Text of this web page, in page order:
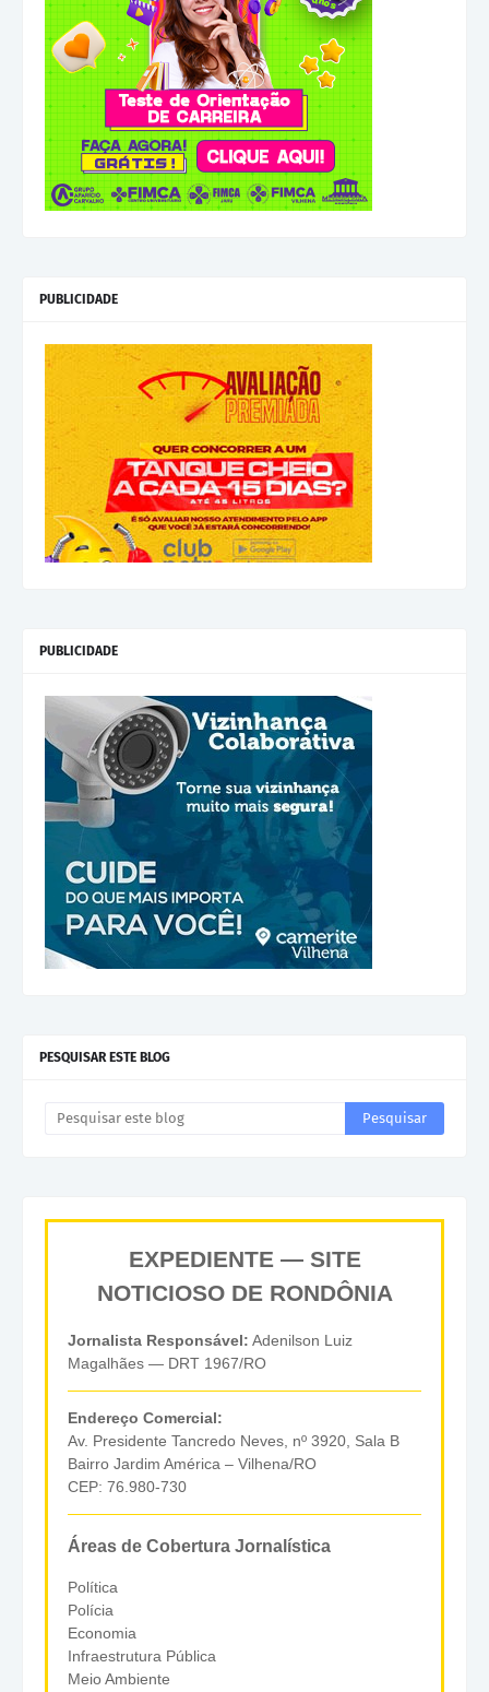
PUBLICIDADE
PUBLICIDADE
PESQUISAR ESTE BLOG
EXPEDIENTE — SITE
NOTICIOSO DE RONDÔNIA
Jornalista Responsável: Adenilson Luiz
Magalhães — DRT 1967/RO
Endereço Comercial:
Av. Presidente Tancredo Neves, nº 3920, Sala B
Bairro Jardim América – Vilhena/RO
CEP: 76.980-730
Áreas de Cobertura Jornalística
Política
Polícia
Economia
Infraestrutura Pública
Meio Ambiente